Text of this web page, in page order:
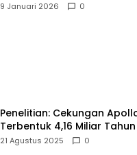
9 Januari 2026 0
Penelitian: Cekungan
Terbentuk 4,16 Miliar
21 Agustus 2025 0